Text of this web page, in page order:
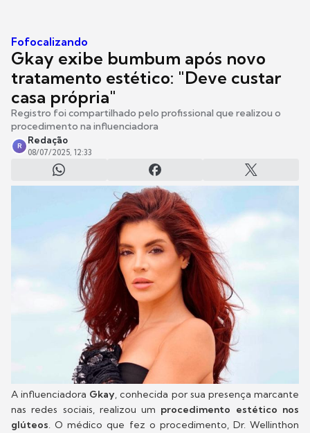
Fofocalizando
Gkay exibe bumbum após novo
tratamento estético: "Deve custar
casa própria"
Registro foi compartilhado pelo profissional que realizou o
procedimento na influenciadora
R
Redação
08/07/2025, 12:33
A influenciadora Gkay, conhecida por sua presença marcante
nas redes sociais, realizou um procedimento estético nos
glúteos. O médico que fez o procedimento, Dr. Wellinthon